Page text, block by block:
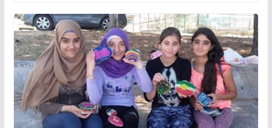
b
o
o
k
A
p
p
σ
τε
ίτ
ε